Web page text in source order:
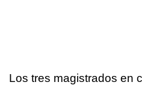
Los tres magistrados en